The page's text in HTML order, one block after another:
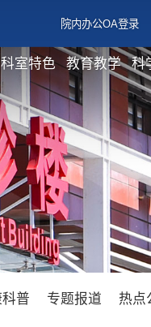
院内办公OA登录
科室特色 教育教学 科
普 专题报道 热点